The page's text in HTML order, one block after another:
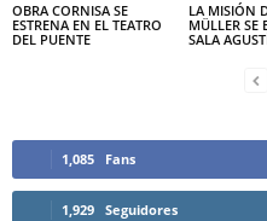
OBRA CORNISA SE
ESTRENA EN EL TEATRO
DEL PUENTE
LA MISIÓN
MÜLLER SE
SALA
1,085 Fans
1,929 Seguidores